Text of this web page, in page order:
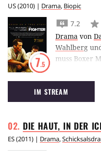
US(2010) | Drama, Biopic
7.5
7.2
Drama von
Wahlberg
muss Boxer
Christian
entscheiden.
IM STREAM
DIE HAUT, IN DER
ES(2011) | Drama,